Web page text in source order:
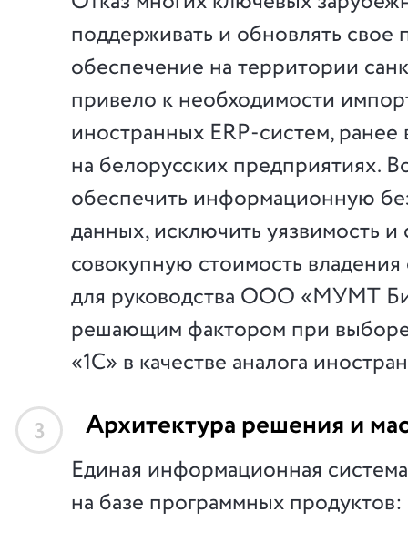
поддерживать и обновлять свое
обеспечение на территории
привело к необходимости
иностранных ERP-систем,
на белорусских предприятиях.
обеспечить информационную
данных, исключить уязвимость и
совокупную стоимость
для руководства ООО «МУМТ
решающим фактором при
«1С» в качестве аналога
3 Архитектура решения и
Единая информационная
на базе программных продуктов: